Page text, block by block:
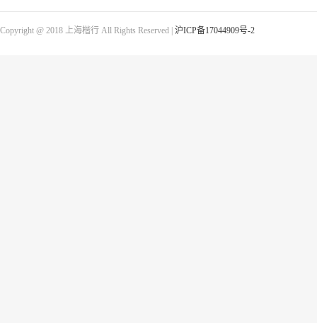
Copyright @ 2018 上海楷行 All Rights Reserved | 沪ICP备17044909号-2